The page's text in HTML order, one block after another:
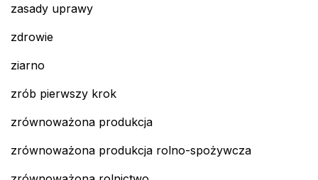
zasady uprawy
zdrowie
ziarno
zrób pierwszy krok
zrównoważona produkcja
zrównoważona produkcja rolno-spożywcza